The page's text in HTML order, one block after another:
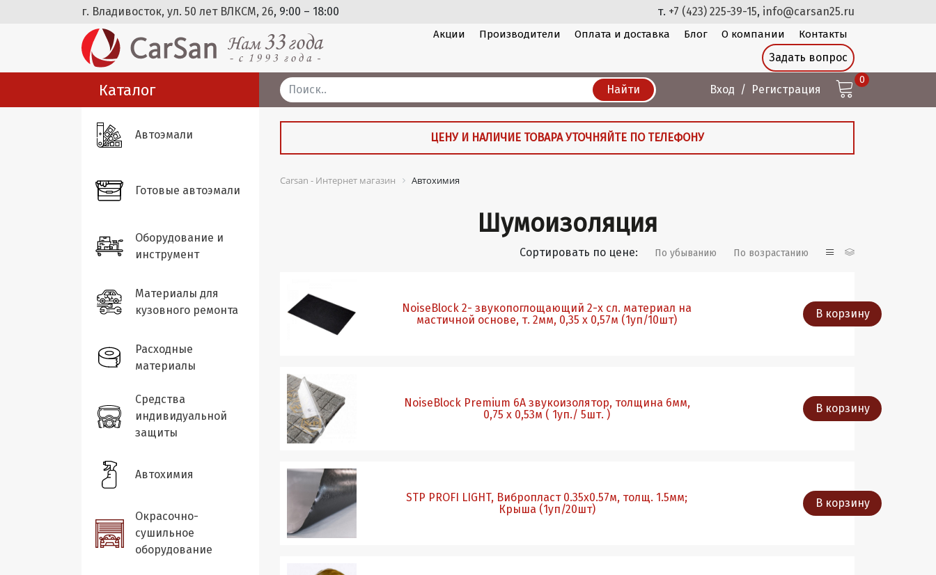
г. Владивосток, ул. 50 лет ВЛКСМ, 26, 9:00 – 18:00 т. +7 (423) 225-39-15, info@carsan25.ru
Акции Производители Оплата и доставка Блог О компании Контакты
Задать вопрос
Каталог Найти Вход Регистрация
0
Автоэмали
Готовые автоэмали
Оборудование и
инструмент
Материалы для
кузовного ремонта
Расходные
материалы
Средства
индивидуальной
защиты
Автохимия
Окрасочно-
сушильное
оборудование
ЦЕНУ И НАЛИЧИЕ ТОВАРА УТОЧНЯЙТЕ ПО ТЕЛЕФОНУ
Carsan - Интернет магазин Автохимия
Шумоизоляция
Сортировать по цене: По убыванию По возрастанию
NoiseBlock 2- звукопоглощающий 2-х сл. материал на
мастичной основе, т. 2мм, 0,35 х 0,57м (1уп/10шт)
В корзину
NoiseBlock Premium 6А звукоизолятор, толщина 6мм,
0,75 х 0,53м ( 1уп./ 5шт. )
В корзину
STP PROFI LIGHT, Вибропласт 0.35х0.57м, толщ. 1.5мм;
Крыша (1уп/20шт)
В корзину